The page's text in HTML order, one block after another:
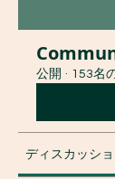
公開 · 153名
ディスカッシ